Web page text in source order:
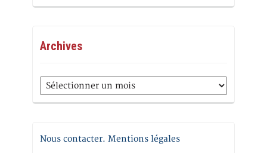
Archives
Archives
Nous contacter. Mentions légales